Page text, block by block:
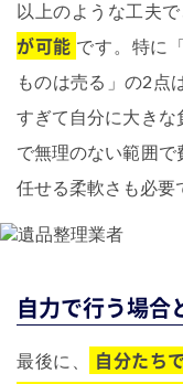
以上のような工夫で
が可能 です​。特に
ものは売る」の2点
すぎて自分に大きな
で無理のない範囲
任せる柔軟さも必要
自力で行う場合
最後に、
自分たち